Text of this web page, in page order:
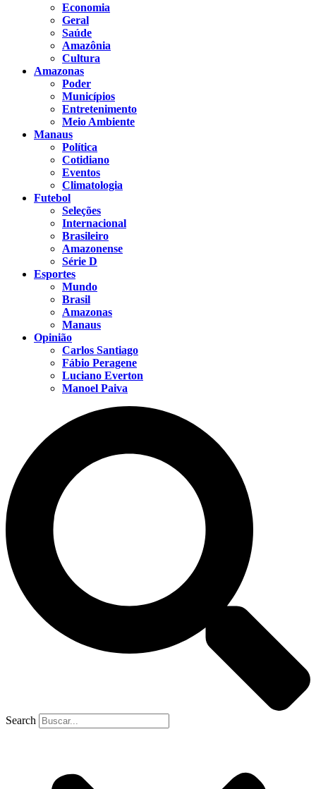
Economia
Geral
Saúde
Amazônia
Cultura
Amazonas
Poder
Municípios
Entretenimento
Meio Ambiente
Manaus
Política
Cotidiano
Eventos
Climatologia
Futebol
Seleções
Internacional
Brasileiro
Amazonense
Série D
Esportes
Mundo
Brasil
Amazonas
Manaus
Opinião
Carlos Santiago
Fábio Peragene
Luciano Everton
Manoel Paiva
Search